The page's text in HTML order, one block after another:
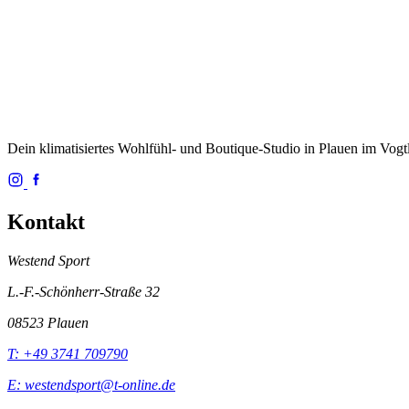
Dein klimatisiertes Wohlfühl- und Boutique-Studio in Plauen im
Kontakt
Westend Sport
L.-F.-Schönherr-Straße 32
08523 Plauen
T: +49 3741 709790
E: westendsport@t-online.de